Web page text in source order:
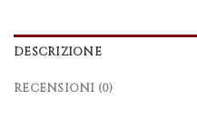
DESCRIZIONE
RECENSIONI (0)